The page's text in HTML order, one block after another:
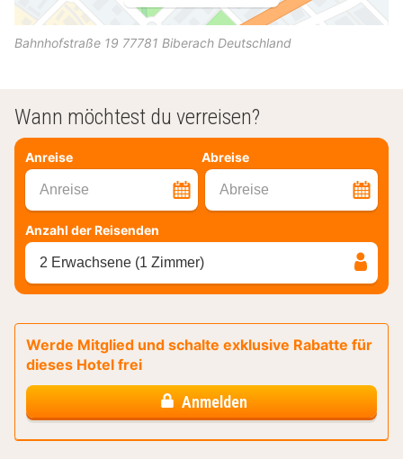
Bahnhofstraße 19 77781 Biberach Deutschland
Wann möchtest du verreisen?
Anreise Abreise
Anreise Abreise
Anzahl der Reisenden
2 Erwachsene (1 Zimmer)
Werde Mitglied und schalte exklusive Rabatte für
dieses Hotel frei
Anmelden